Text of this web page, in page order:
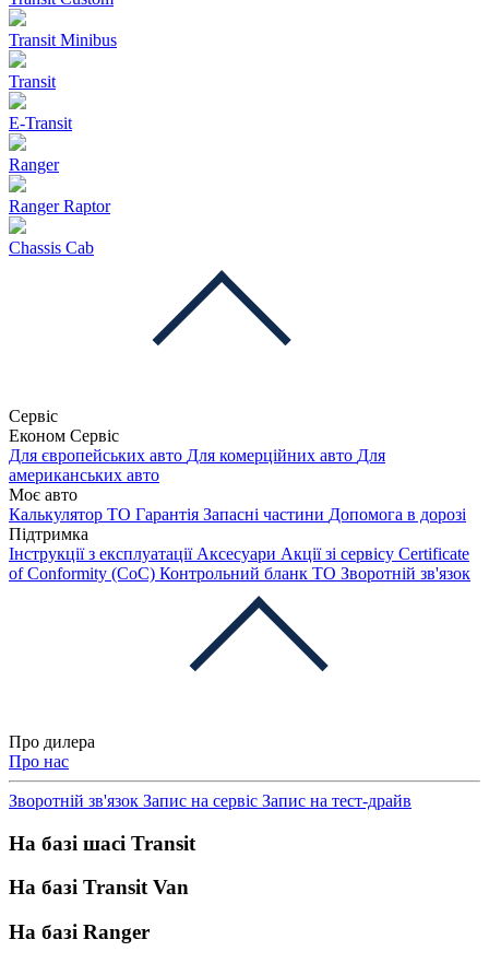
Transit Minibus
Transit
E-Transit
Ranger
Ranger Raptor
Chassis Cab
Сервіс
Економ Сервіс
Для європейських авто Для комерційних авто Для
американських авто
Моє авто
Калькулятор ТО Гарантія Запасні частини Допомога в дорозі
Підтримка
Інструкції з експлуатації Аксесуари Акції зі сервісу Certificate
of Conformity (CoC) Контрольний бланк ТО Зворотній зв'язок
Про дилера
Про нас
Зворотній зв'язок Запис на сервіс Запис на тест-драйв
На базі шасі Transit
На базі Transit Van
На базі Ranger